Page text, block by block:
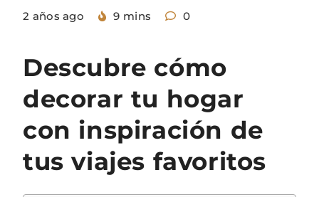
2 años ago
9 mins 0
Descubre cómo
decorar tu hogar
con inspiración de
tus viajes favoritos